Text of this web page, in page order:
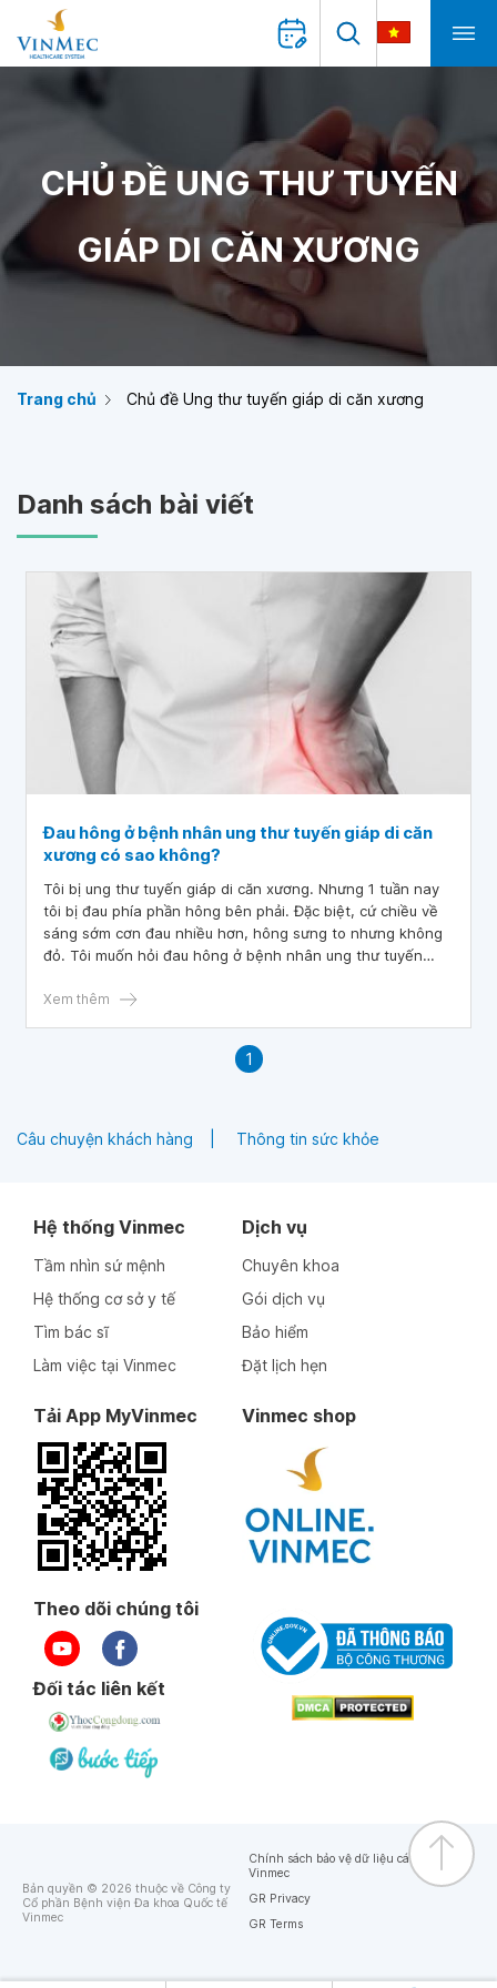
CHỦ ĐỀ UNG THƯ TUYẾN
GIÁP DI CĂN XƯƠNG
Trang chủ Chủ đề Ung thư tuyến giáp di căn xương
Danh sách bài viết
Đau hông ở bệnh nhân ung thư tuyến giáp di căn
xương có sao không?
Tôi bị ung thư tuyến giáp di căn xương. Nhưng 1 tuần nay
tôi bị đau phía phần hông bên phải. Đặc biệt, cứ chiều về
sáng sớm cơn đau nhiều hơn, hông sưng to nhưng không
đỏ. Tôi muốn hỏi đau hông ở bệnh nhân ung thư tuyến
Xem thêm
1
Câu chuyện khách hàng Thông tin sức khỏe
Hệ thống Vinmec
Tầm nhìn sứ mệnh
Hệ thống cơ sở y tế
Tìm bác sĩ
Làm việc tại Vinmec
Dịch vụ
Chuyên khoa
Gói dịch vụ
Bảo hiểm
Đặt lịch hẹn
Tải App MyVinmec Vinmec shop
Theo dõi chúng tôi
Đối tác liên kết
Bản quyền © 2026 thuộc về Công ty
Cổ phần Bệnh viện Đa khoa Quốc tế
Vinmec
Chính sách bảo vệ dữ liệu cá nhân của
Vinmec
GR Privacy
GR Terms